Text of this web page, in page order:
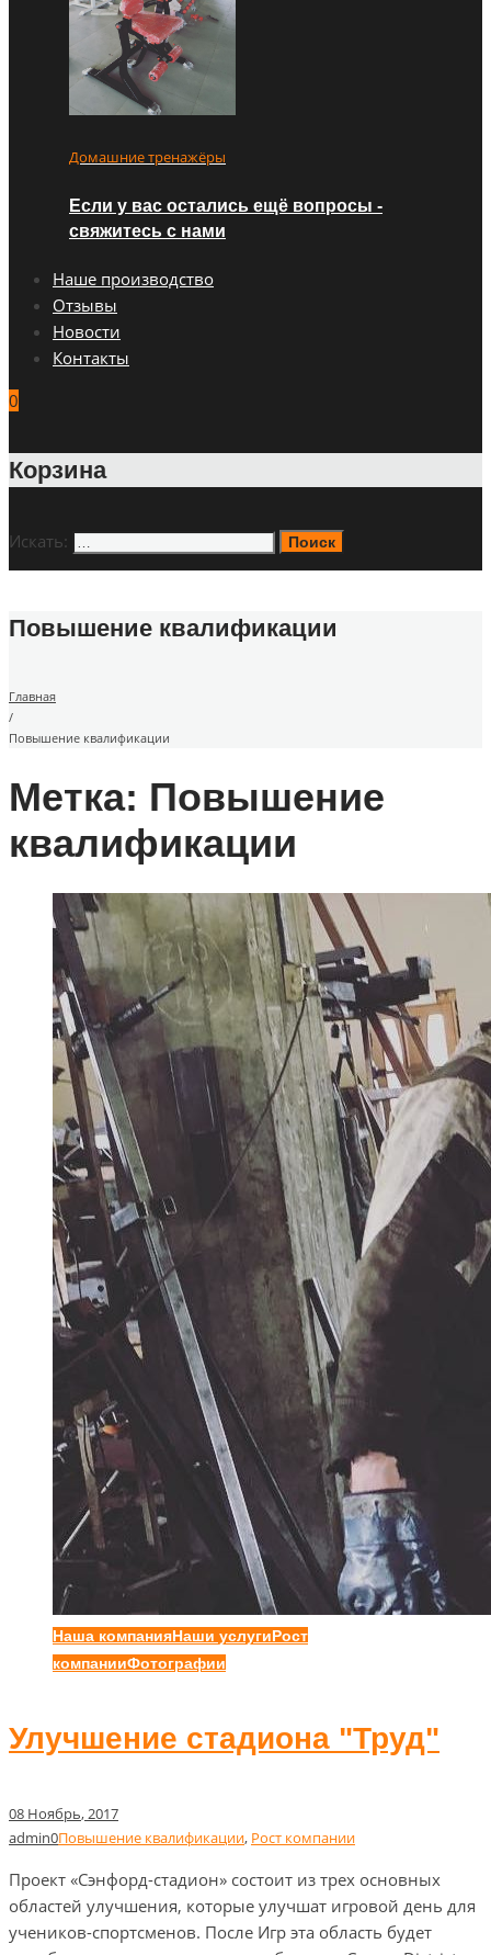
Домашние тренажёры
Если у вас остались ещё вопросы -
свяжитесь с нами
Наше производство
Отзывы
Новости
Контакты
0
Корзина
Искать: Поиск
Повышение квалификации
Главная
/
Повышение квалификации
Метка: Повышение
квалификации
Наша компанияНаши услугиРост
компанииФотографии
Улучшение стадиона "Труд"
08 Ноябрь, 2017
admin0Повышение квалификации, Рост компании
Проект «Сэнфорд-стадион» состоит из трех основных
областей улучшения, которые улучшат игровой день для
учеников-спортсменов. После Игр эта область будет